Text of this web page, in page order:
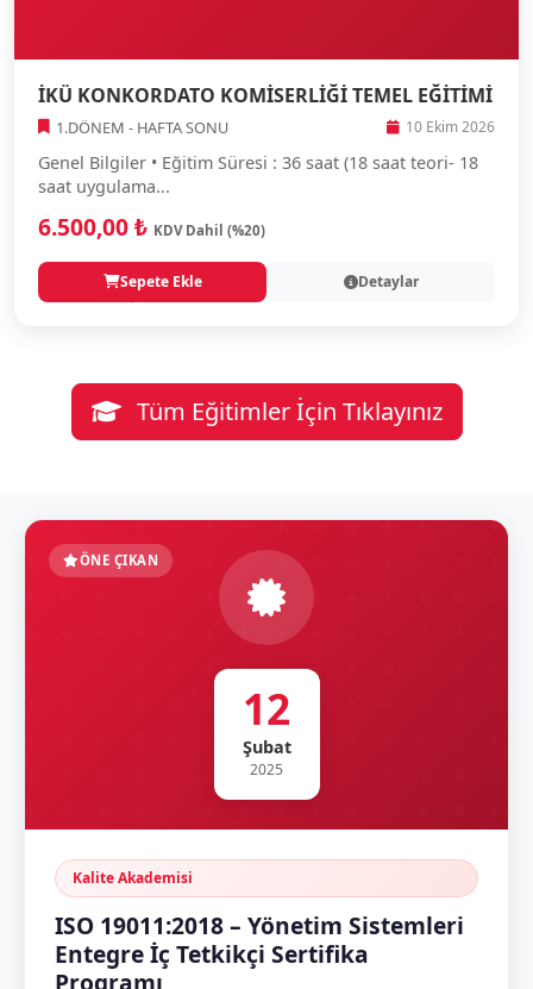
İKÜ KONKORDATO KOMİSERLİĞİ TEMEL EĞİTİMİ
1.DÖNEM - HAFTA SONU 10 Ekim 2026
Genel Bilgiler • Eğitim Süresi : 36 saat (18 saat teori- 18
saat uygulama...
6.500,00 ₺ KDV Dahil (%20)
Sepete Ekle Detaylar
Tüm Eğitimler İçin Tıklayınız
ÖNE ÇIKAN
12
Şubat
2025
Kalite Akademisi
ISO 19011:2018 – Yönetim Sistemleri
Entegre İç Tetkikçi Sertifika
Programı